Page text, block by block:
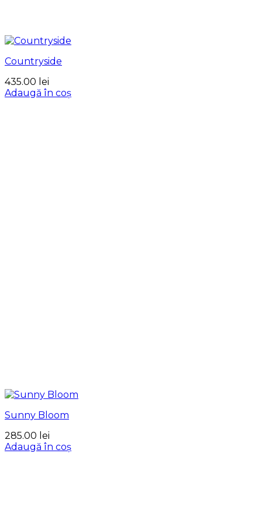
Countryside
435.00 lei
Adaugă în coș
Sunny Bloom
285.00 lei
Adaugă în coș